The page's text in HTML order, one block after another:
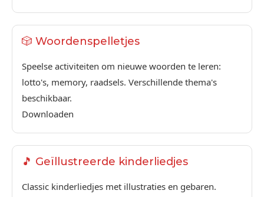
🎲 Woordenspelletjes
Speelse activiteiten om nieuwe woorden te leren:
lotto's, memory, raadsels. Verschillende thema's
beschikbaar.
Downloaden
🎵 Geïllustreerde kinderliedjes
Classic kinderliedjes met illustraties en gebaren.